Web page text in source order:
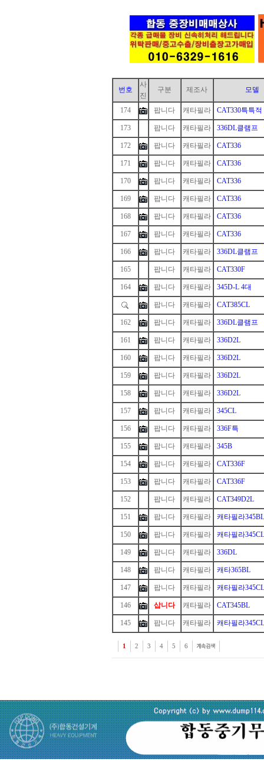
번호
사
진
구분 제조사 모델
174 팝니다 캐타필라 CAT330특특적
173 팝니다 캐타필라 336DL클램프
172 팝니다 캐타필라 CAT336
171 팝니다 캐타필라 CAT336
170 팝니다 캐타필라 CAT336
169 팝니다 캐타필라 CAT336
168 팝니다 캐타필라 CAT336
167 팝니다 캐타필라 CAT336
166 팝니다 캐타필라 336DL클램프
165 팝니다 캐타필라 CAT330F
164 팝니다 캐타필라 345D-L 4대
팝니다 캐타필라 CAT385CL
162 팝니다 캐타필라 336DL클램프
161 팝니다 캐타필라 336D2L
160 팝니다 캐타필라 336D2L
159 팝니다 캐타필라 336D2L
158 팝니다 캐타필라 336D2L
157 팝니다 캐타필라 345CL
156 팝니다 캐타필라 336F특
155 팝니다 캐타필라 345B
154 팝니다 캐타필라 CAT336F
153 팝니다 캐타필라 CAT336F
152 팝니다 캐타필라 CAT349D2L
151 팝니다 캐타필라 캐타필라345BL
150 팝니다 캐타필라 캐타필라345CL
149 팝니다 캐타필라 336DL
148 팝니다 캐타필라 캐타365BL
147 팝니다 캐타필라 캐타필라345CL
146 삽니다 캐타필라 CAT345BL
145 팝니다 캐타필라 캐타필라345CL
1 2 3 4 5 6